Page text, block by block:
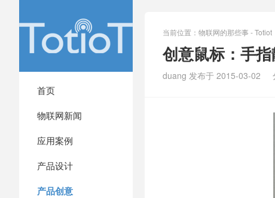
首页
物联网新闻
应用案例
产品设计
产品创意
当前位置： 物联网的那些事 - Totiot
创意鼠标：手指
duang 发布于 2015-03-02